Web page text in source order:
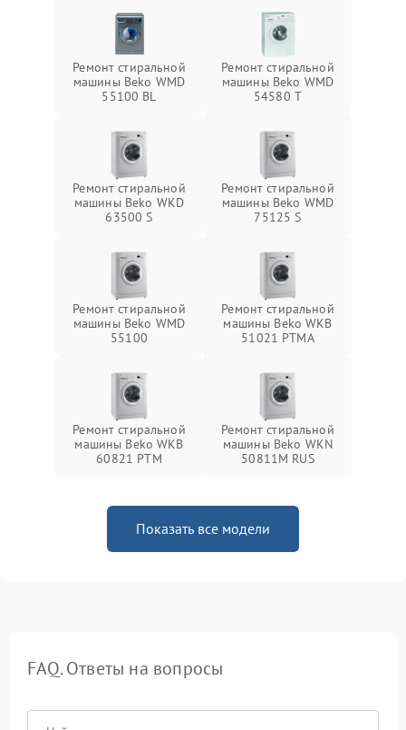
Ремонт стиральной
машины Beko WMD
55100 BL
Ремонт стиральной
машины Beko WMD
54580 T
Ремонт стиральной
машины Beko WKD
63500 S
Ремонт стиральной
машины Beko WMD
75125 S
Ремонт стиральной
машины Beko WMD
55100
Ремонт стиральной
машины Beko WKB
51021 PTМА
Ремонт стиральной
машины Beko WKB
60821 PTМ
Ремонт стиральной
машины Beko WKN
50811M RUS
Показать все модели
FAQ. Ответы на вопросы